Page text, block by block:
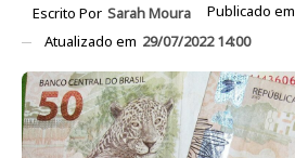
Escrito Por Sarah Moura Publicado em
Atualizado em 29/07/2022 14:00